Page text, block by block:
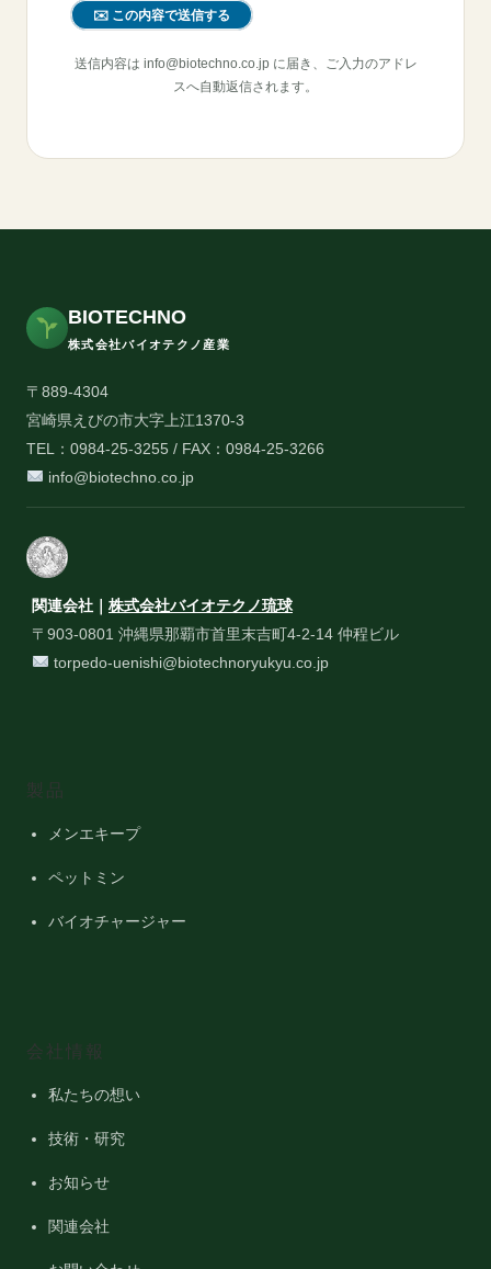
送信内容は info@biotechno.co.jp に届き、ご入力のアドレ
スへ自動返信されます。
BIOTECHNO
株式会社バイオテクノ産業
〒889-4304
宮崎県えびの市大字上江1370-3
TEL：0984-25-3255 / FAX：0984-25-3266
info@biotechno.co.jp
関連会社｜ 株式会社バイオテクノ琉球
〒903-0801 沖縄県那覇市首里末吉町4-2-14 仲程ビル
torpedo-uenishi@biotechnoryukyu.co.jp
製品
メンエキープ
ペットミン
バイオチャージャー
会社情報
私たちの想い
技術・研究
お知らせ
関連会社